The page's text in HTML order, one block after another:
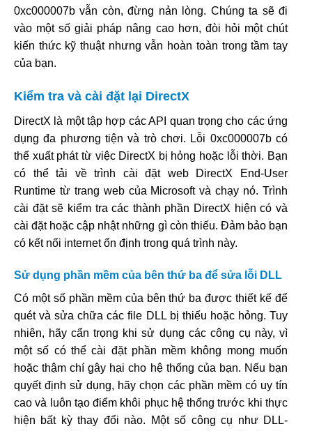
0xc000007b vẫn còn, đừng nản lòng. Chúng ta sẽ đi
vào một số giải pháp nâng cao hơn, đòi hỏi một chút
kiến thức kỹ thuật nhưng vẫn hoàn toàn trong tầm tay
của bạn.
Kiểm tra và cài đặt lại DirectX
DirectX là một tập hợp các API quan trọng cho các ứng
dụng đa phương tiện và trò chơi. Lỗi 0xc000007b có
thể xuất phát từ việc DirectX bị hỏng hoặc lỗi thời. Bạn
có thể tải về trình cài đặt web DirectX End-User
Runtime từ trang web của Microsoft và chạy nó. Trình
cài đặt sẽ kiểm tra các thành phần DirectX hiện có và
cài đặt hoặc cập nhật những gì còn thiếu. Đảm bảo bạn
có kết nối internet ổn định trong quá trình này.
Sử dụng phần mềm của bên thứ ba để sửa lỗi DLL
Có một số phần mềm của bên thứ ba được thiết kế để
quét và sửa chữa các file DLL bị thiếu hoặc hỏng. Tuy
nhiên, hãy cẩn trọng khi sử dụng các công cụ này, vì
một số có thể cài đặt phần mềm không mong muốn
hoặc thậm chí gây hại cho hệ thống của bạn. Nếu bạn
quyết định sử dụng, hãy chọn các phần mềm có uy tín
cao và luôn tạo điểm khôi phục hệ thống trước khi thực
hiện bất kỳ thay đổi nào. Một số công cụ như DLL-